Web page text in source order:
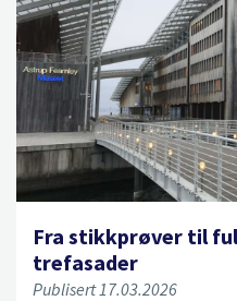
Fra stikkprøver til
trefasader
Publisert 17.03.2026